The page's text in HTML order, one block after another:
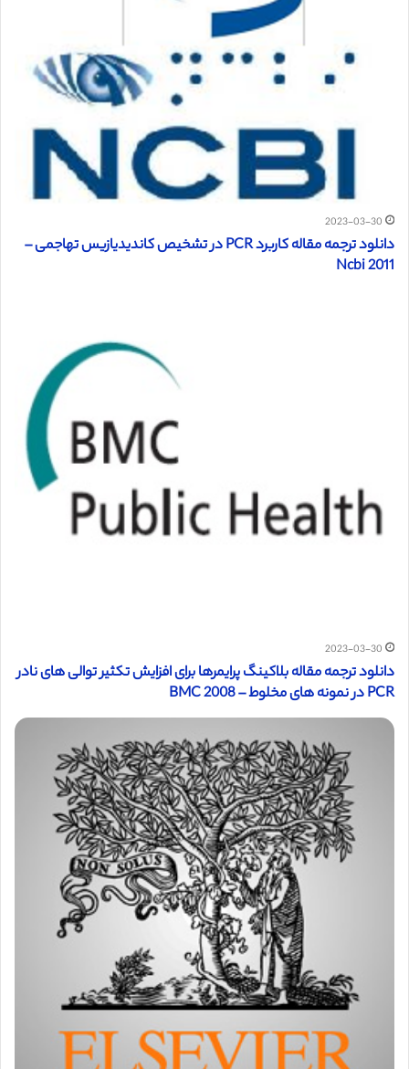
2023-03-30
دانلود ترجمه مقاله کاربرد PCR در تشخیص کاندیدیازیس تهاجمی –
Ncbi 2011
2023-03-30
دانلود ترجمه مقاله بلاکینگ پرایمرها برای افزایش تکثیر توالی های نادر
PCR در نمونه های مخلوط – 2008 BMC